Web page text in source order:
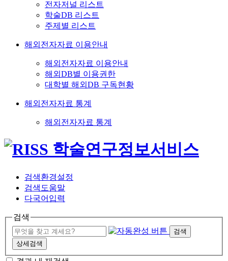
전자저널 리스트
학술DB 리스트
주제별 리스트
해외전자자료 이용안내
해외전자자료 이용안내
해외DB별 이용권한
대학별 해외DB 구독현황
해외전자자료 통계
해외전자자료 통계
검색환경설정
검색도움말
다국어입력
검색
검색
상세검색